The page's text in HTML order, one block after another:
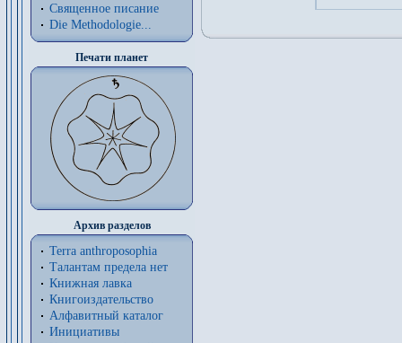
Священное писание
Die Methodologie...
Печати планет
Архив разделов
Terra anthroposophia
Талантам предела нет
Книжная лавка
Книгоиздательство
Алфавитный каталог
Инициативы